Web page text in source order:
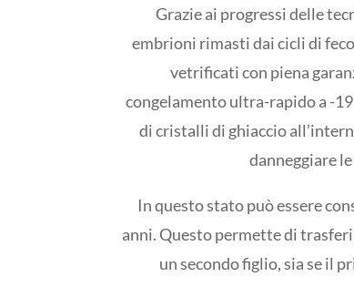
Grazie ai progressi delle
embrioni rimasti dai cicli di
vetrificati con piena
congelamento ultra-rapido a -
di cristalli di ghiaccio
danneggiare
In questo stato può essere
anni. Questo permette di
un secondo figlio, sia se il